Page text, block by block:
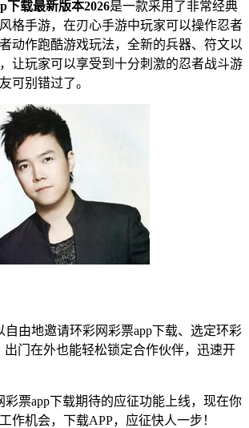
下载最新版本2026是一款采用了非常经典
格手游，在刃心手游中玩家可以操作忍者
动作跑酷游戏玩法，全新的兵器、符文以
让玩家可以享受到十分刺激的忍者战斗游
可别错过了。
由地邀请环彩网彩票app下载、选定环彩
出门在外也能轻松锁定合作伙伴，迅速开
票app下载期待的应征功能上线，现在你
作机会，下载APP，应征快人一步！